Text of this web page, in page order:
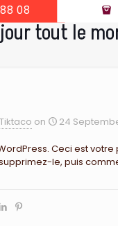
08
tout le
Tiktaco on 24
Ceci est
le, puis